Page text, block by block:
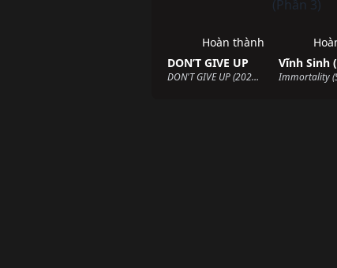
DON’T GIVE UP
DON'T GIVE UP (2024)
Hoàn thành